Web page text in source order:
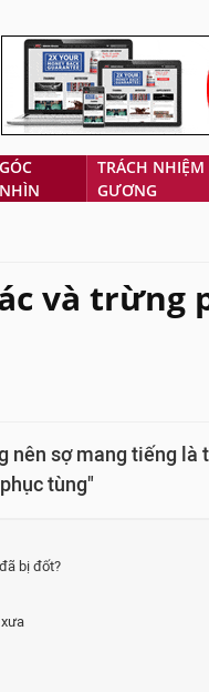
GÓC
NHÌN
TRÁCH NHIỆM
GƯƠNG
và trừng
nên sợ mang tiếng
tùng"
bị đốt?